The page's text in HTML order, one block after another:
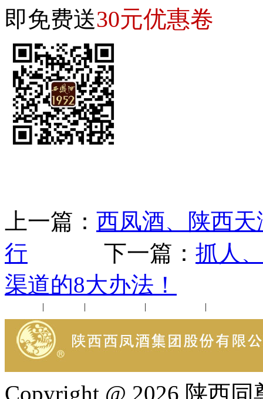
即免费送30元优惠卷
上一篇： 西凤酒、陕西
行 下一篇： 抓人
渠道的8大办法！
| | | |
Copyright @ 2026 陕西